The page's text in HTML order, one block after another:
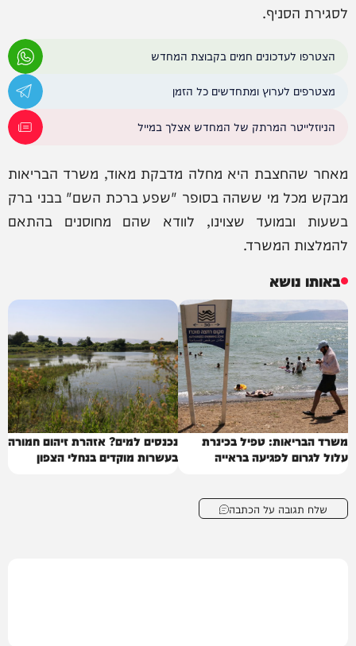
לסגירת הסניף.
הצטרפו לעדכונים חמים בקבוצת המחדש
מצטרפים לערוץ ומתחדשים כל הזמן
הניוזלייטר המרתק של המחדש אצלך במייל
מאחר שהחצבת היא מחלה מדבקת מאוד, משרד הבריאות
מבקש מכל מי ששהה בסופר "שפע ברכת השם" בבני ברק
בשעות ובמועד שצוינו, לוודא שהם מחוסנים בהתאם
להמלצות המשרד.
באותו נושא
משרד הבריאות: טפיל בכינרת
עלול לגרום לפגיעה בראייה
נכנסים למים? אזהרת זיהום חמורה
בעשרות מוקדים בנחלי הצפון
שלח תגובה על הכתבה